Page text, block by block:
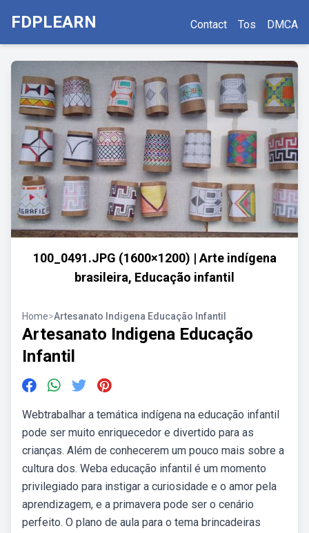
FDPLEARN Contact Tos DMCA
100_0491.JPG (1600×1200) | Arte indígena
brasileira, Educação infantil
Home>Artesanato Indigena Educação Infantil
Artesanato Indigena Educação
Infantil
Webtrabalhar a temática indígena na educação infantil
pode ser muito enriquecedor e divertido para as
crianças. Além de conhecerem um pouco mais sobre a
cultura dos. Weba educação infantil é um momento
privilegiado para instigar a curiosidade e o amor pela
aprendizagem, e a primavera pode ser o cenário
perfeito. O plano de aula para o tema brincadeiras